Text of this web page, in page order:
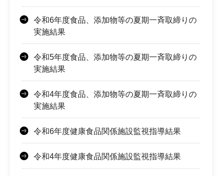
令和6年度食品、添加物等の夏期一斉取締りの
実施結果
令和5年度食品、添加物等の夏期一斉取締りの
実施結果
令和4年度食品、添加物等の夏期一斉取締りの
実施結果
令和6年度健康食品関係施設監視指導結果
令和4年度健康食品関係施設監視指導結果